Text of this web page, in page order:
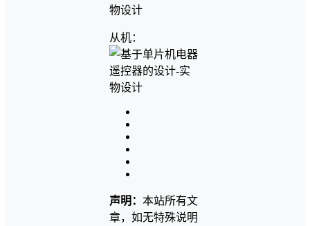
从机：
声明： 本站所有文
章，如无特殊说明